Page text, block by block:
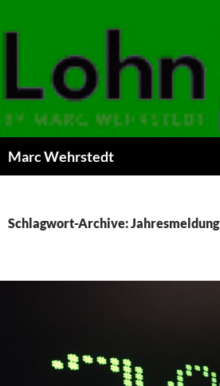
Marc Wehrstedt
Schlagwort-Archive: Jahresmeldung